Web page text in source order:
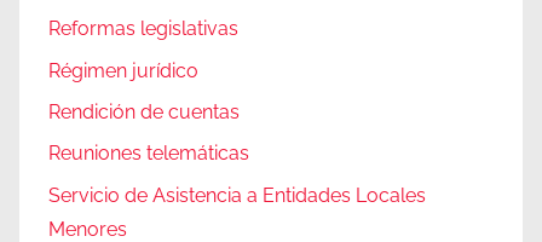
Reformas legislativas
Régimen jurídico
Rendición de cuentas
Reuniones telemáticas
Servicio de Asistencia a Entidades Locales
Menores